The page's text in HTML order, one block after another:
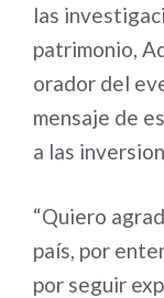
las
patrimonio,
orador del
mensaje de
a las
“Quiero
país, por
por seguir